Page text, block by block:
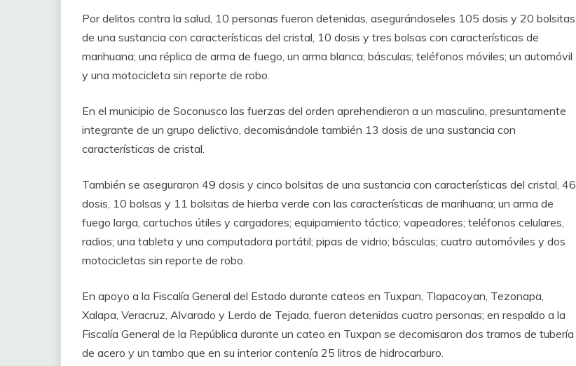
Por delitos contra la salud, 10 personas fueron detenidas, asegurándoseles 105 dosis y 20 bolsitas
de una sustancia con características del cristal, 10 dosis y tres bolsas con características de
marihuana; una réplica de arma de fuego, un arma blanca; básculas; teléfonos móviles; un automóvil
y una motocicleta sin reporte de robo.
En el municipio de Soconusco las fuerzas del orden aprehendieron a un masculino, presuntamente
integrante de un grupo delictivo, decomisándole también 13 dosis de una sustancia con
características de cristal.
También se aseguraron 49 dosis y cinco bolsitas de una sustancia con características del cristal, 46
dosis, 10 bolsas y 11 bolsitas de hierba verde con las características de marihuana; un arma de
fuego larga, cartuchos útiles y cargadores; equipamiento táctico; vapeadores; teléfonos celulares,
radios; una tableta y una computadora portátil; pipas de vidrio; básculas; cuatro automóviles y dos
motocicletas sin reporte de robo.
En apoyo a la Fiscalía General del Estado durante cateos en Tuxpan, Tlapacoyan, Tezonapa,
Xalapa, Veracruz, Alvarado y Lerdo de Tejada, fueron detenidas cuatro personas; en respaldo a la
Fiscalía General de la República durante un cateo en Tuxpan se decomisaron dos tramos de tubería
de acero y un tambo que en su interior contenía 25 litros de hidrocarburo.